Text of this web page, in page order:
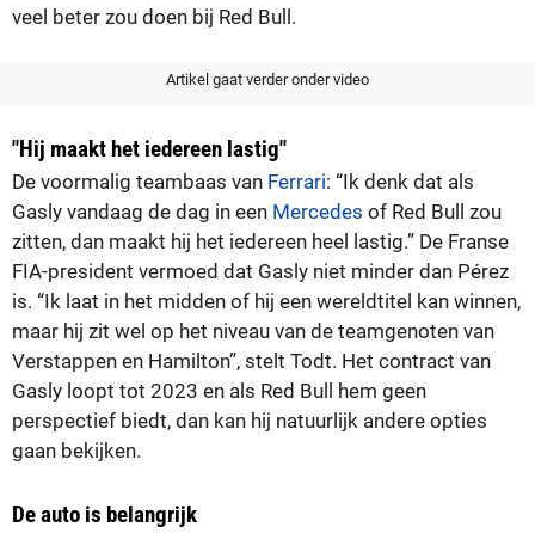
veel beter zou doen bij Red Bull.
Artikel gaat verder onder video
"Hij maakt het iedereen lastig"
De voormalig teambaas van Ferrari: “Ik denk dat als
Gasly vandaag de dag in een Mercedes of Red Bull zou
zitten, dan maakt hij het iedereen heel lastig.” De Franse
FIA-president vermoed dat Gasly niet minder dan Pérez
is. “Ik laat in het midden of hij een wereldtitel kan winnen,
maar hij zit wel op het niveau van de teamgenoten van
Verstappen en Hamilton”, stelt Todt. Het contract van
Gasly loopt tot 2023 en als Red Bull hem geen
perspectief biedt, dan kan hij natuurlijk andere opties
gaan bekijken.
De auto is belangrijk